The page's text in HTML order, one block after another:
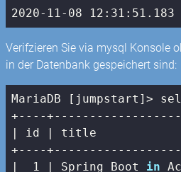
2020-11-08 12 : 31 : 51.183
Verifzieren Sie via mysql Konsole
in der Datenbank gespeichert sind:
MariaDB [jumpstart]>
| id |
+----
|
1 | Spring Boot in